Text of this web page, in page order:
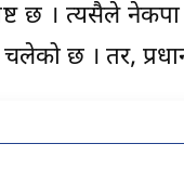
छ । त्यसैले
चलेको छ । तर,